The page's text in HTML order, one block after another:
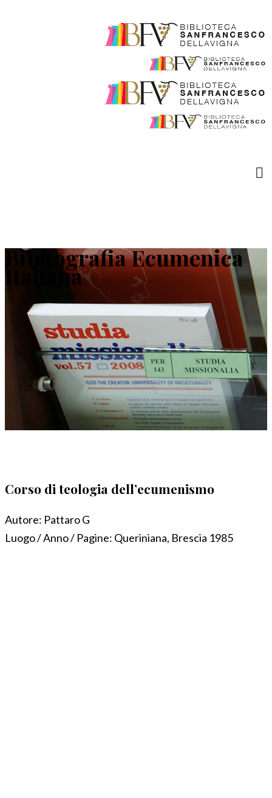
Bibliografia Ecumenica
Italiana
Corso di teologia dell’ecumenismo
Autore: Pattaro G
Luogo / Anno / Pagine: Queriniana, Brescia 1985